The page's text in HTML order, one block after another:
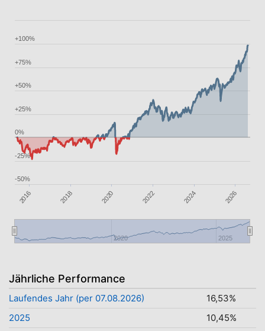
2016 2018 2020 2022 2024 2026
2020 2025
-50%
-25%
0%
+25%
+50%
+75%
+100%
Jährliche Performance
Laufendes Jahr (per 07.08.2026)
16,53%
2025
10,45%